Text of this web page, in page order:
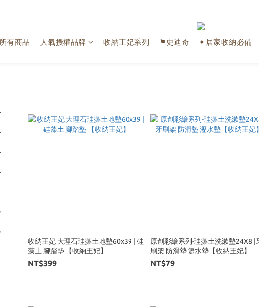
所有商品 人氣授權品牌 收納王妃系列 ⚑史迪奇 ✦居家收納必備
收納王妃 大理石珪藻土地墊60x39 | 硅
藻土 腳踏墊 【收納王妃】
NT$399
原創彩繪系列-珪藻土洗漱墊24X8 |
刷架 防滑墊 瀝水墊【收納王妃】
NT$79